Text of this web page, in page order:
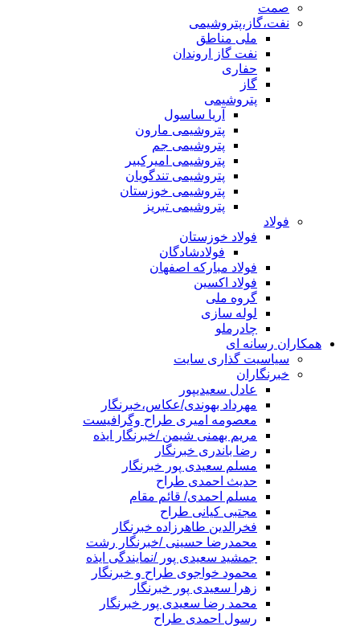
صمت
نفت،گاز،پتروشیمی
ملی مناطق
نفت گاز اروندان
حفاری
گاز
پتروشیمی
آریا ساسول
پتروشیمی مارون
پتروشیمی جم
پتروشیمی امیرکبیر
پتروشیمی تندگویان
پتروشیمی خوزستان
پتروشیمی تبریز
فولاد
فولاد خوزستان
فولادشادگان
فولاد مبارکه اصفهان
فولاد اکسین
گروه ملی
لوله سازی
چادرملو
همکاران رسانه ای
سیاسیت گذاری سایت
خبرنگاران
عادل سعیدیپور
مهرداد بهوندی/عکاس،خبرنگار
معصومه امیری طراح وگرافیست
مریم بهمنی شیمن /خبرنگار ایذه
رضا باندری خبرنگار
مسلم سعیدی پور خبرنگار
حدیث احمدی طراح
مسلم احمدی/ قائم مقام
مجتبی کیانی طراح
فخرالدین طاهرزاده خبرنگار
محمدرضا حسینی /خبرنگار رشت
جمشید سعیدی پور /نمایندگی ایذه
محمود خواجوی طراح و خبرنگار
زهرا سعیدی پور خبرنگار
محمد رضا سعیدی پور خبرنگار
رسول احمدی طراح